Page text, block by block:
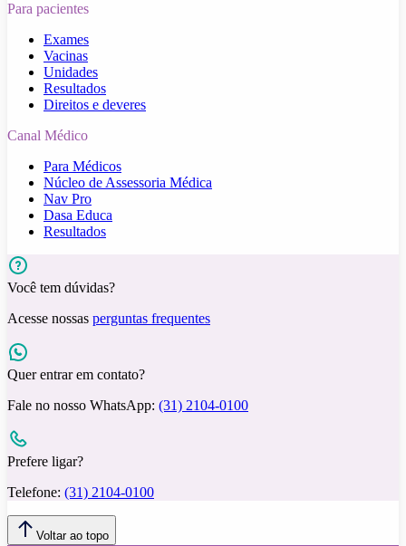
Para pacientes
Exames
Vacinas
Unidades
Resultados
Direitos e deveres
Canal Médico
Para Médicos
Núcleo de Assessoria Médica
Nav Pro
Dasa Educa
Resultados
Você tem dúvidas?
Acesse nossas perguntas frequentes
Quer entrar em contato?
Fale no nosso WhatsApp: (31) 2104-0100
Prefere ligar?
Telefone: (31) 2104-0100
Voltar ao topo